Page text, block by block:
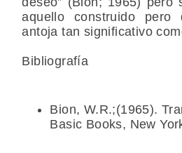
aquello construido
antoja tan significativo
Bibliografía
Bion, W.R.;(1965).
Basic Books, New